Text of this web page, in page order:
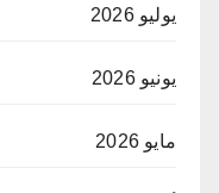
يوليو 2026
يونيو 2026
مايو 2026